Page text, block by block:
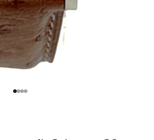
Gehe zu Element 1
Gehe zu Element 2
Gehe zu Element 3
Gehe zu Element 4